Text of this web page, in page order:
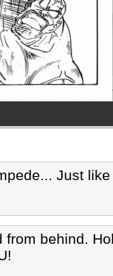
Just
from behind.